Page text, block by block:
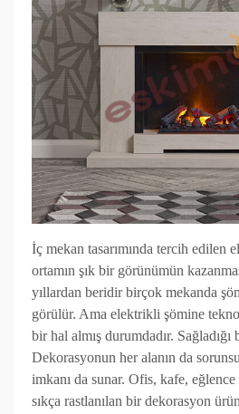
İç mekan tasarımında tercih edilen
ortamın şık bir görünümün
yıllardan beridir birçok mekanda
görülür. Ama elektrikli şömine
bir hal almış durumdadır.
Dekorasyonun her alanın da
imkanı da sunar. Ofis, kafe,
sıkça rastlanılan bir dekorasyon